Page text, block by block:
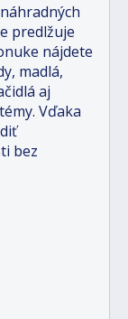
predlžuje
nájdete
madlá,
aj
Vďaka
bez